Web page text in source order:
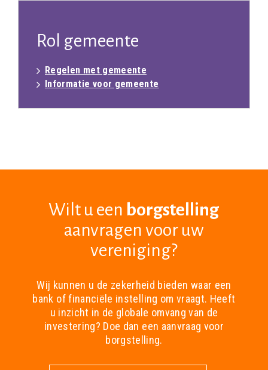
Rol gemeente
Regelen met gemeente
Informatie voor gemeente
Wilt u een borgstelling
aanvragen voor uw
vereniging?
Wij kunnen u de zekerheid bieden waar een
bank of financiële instelling om vraagt. Heeft
u inzicht in de globale omvang van de
investering? Doe dan een aanvraag voor
borgstelling.